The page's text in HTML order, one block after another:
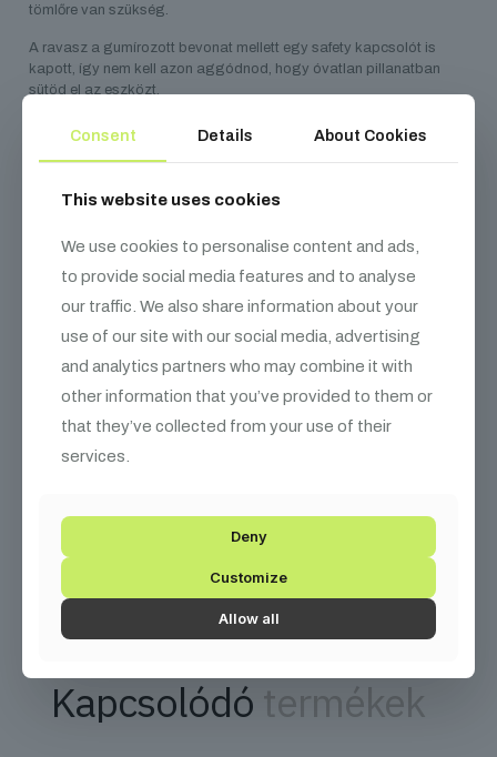
tömlőre van szükség.
A ravasz a gumírozott bevonat mellett egy safety kapcsolót is
kapott, így nem kell azon aggódnod, hogy óvatlan pillanatban
sütöd el az eszközt.
Ahogy a CO2JET II, ez a gép is “no frost” fúvókát kapott, így
Hosszúság 40 cm
Vezérlés Manuális
Kilövési távolság
Kapcsolódó termékek
Consent Details About Cookies
This website uses cookies
We use cookies to personalise content and ads,
to provide social media features and to analyse
our traffic. We also share information about your
use of our site with our social media, advertising
and analytics partners who may combine it with
other information that you’ve provided to them or
that they’ve collected from your use of their
services.
Deny
Customize
Allow all